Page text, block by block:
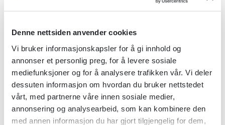
Denne nettsiden anvender cookies
Vi bruker informasjonskapsler for å gi innhold og
annonser et personlig preg, for å levere sosiale
mediefunksjoner og for å analysere trafikken vår. Vi deler
dessuten informasjon om hvordan du bruker nettstedet
vårt, med partnerne våre innen sosiale medier,
annonsering og analysearbeid, som kan kombinere den
med annen informasjon du har gjort tilgjengelig for dem,
Rosett Sølv
Rosett Lyselilla